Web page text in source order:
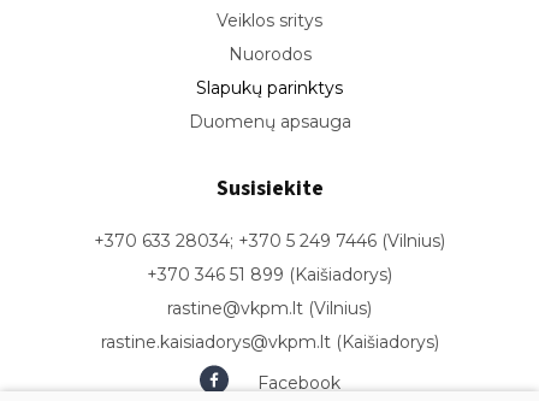
Veiklos sritys
Nuorodos
Slapukų parinktys
Duomenų apsauga
Susisiekite
+370 633 28034; +370 5 249 7446 (Vilnius)
+370 346 51 899 (Kaišiadorys)
rastine@vkpm.lt (Vilnius)
rastine.kaisiadorys@vkpm.lt (Kaišiadorys)
Facebook